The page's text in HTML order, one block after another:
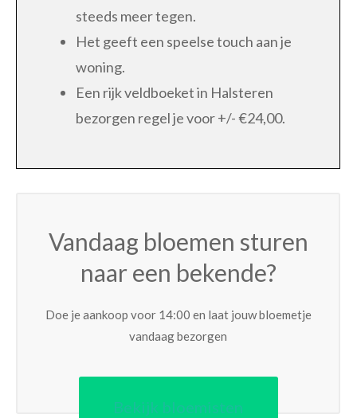
steeds meer tegen.
Het geeft een speelse touch aan je
woning.
Een rijk veldboeket in Halsteren
bezorgen regel je voor +/- €24,00.
Vandaag bloemen sturen
naar een bekende?
Doe je aankoop voor 14:00 en laat jouw bloemetje
vandaag bezorgen
Bekijk bloemisten